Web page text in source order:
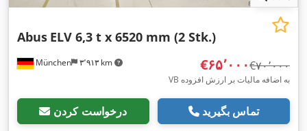
München ۳٬۹۱۳ km
Abus ELV 6,3 t x 6520 mm (2 Stk.)
‎€۶۵٬۰۰۰ ‎€۷۰٬۰۰۰
VB به اضافه مالیات بر ارزش افزوده
درخواست کردن تماس بگیرید